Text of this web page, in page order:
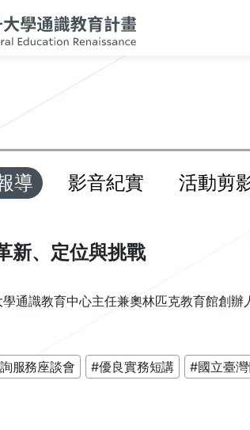
導 影音紀實 活動剪
新、定位與挑戰
通識教育中心主任兼奧林匹克教育館創辦
服務座談會 #優良實務短講 #國立臺